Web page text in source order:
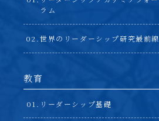
ラム
世界のリーダーシップ研究最前線
教育
リーダーシップ基礎